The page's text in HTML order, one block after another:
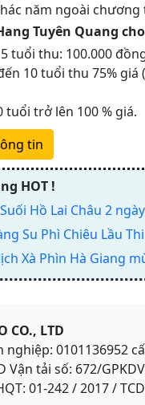
năm ngoài chương
Tuyên Quang
tuổi thu: 100.000
10 tuổi thu 75%
tuổi trở lên 100 % giá.
tin
HOT !
Hồ Lai Châu 2
Su Phì Chiêu Lầu
Xà Phìn Hà Giang
CO., LTD
nghiệp: 0101136952
Vận tải số: 672/
01-242 / 2017 /